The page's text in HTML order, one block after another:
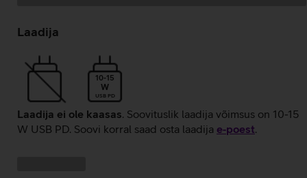
laadimine
Laadija
10-15
W
USB PD
Laadija ei ole kaasas. Soovituslik laadija võimsus on 10-15
W USB PD. Soovi korral saad osta laadija e‑poest.